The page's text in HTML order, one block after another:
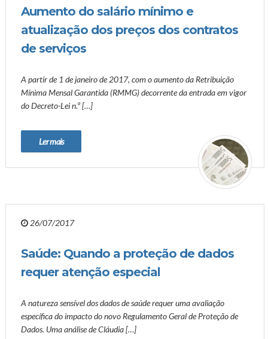
Aumento do salário mínimo e
atualização dos preços dos contratos
de serviços
A partir de 1 de janeiro de 2017, com o aumento da Retribuição
Mínima Mensal Garantida (RMMG) decorrente da entrada em vigor
do Decreto-Lei n.º […]
Ler mais
26/07/2017
Saúde: Quando a proteção de dados
requer atenção especial
A natureza sensível dos dados de saúde requer uma avaliação
específica do impacto do novo Regulamento Geral de Proteção de
Dados. Uma análise de Cláudia […]